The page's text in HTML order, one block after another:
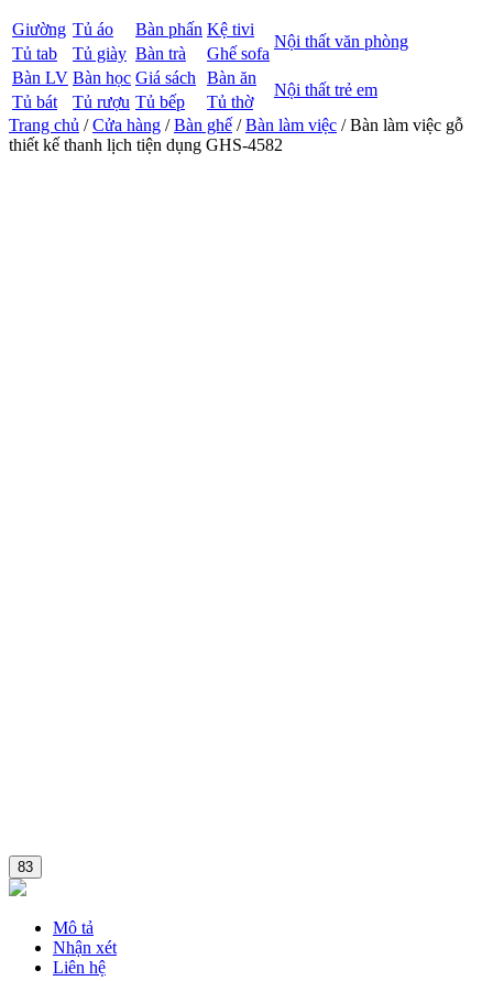
Giường Tủ áo Bàn phấn Kệ tivi
Nội thất văn phòng
Tủ tab Tủ giày Bàn trà
Ghế sofa
Bàn LV Bàn học Giá sách Bàn ăn
Nội thất trẻ em
Tủ bát Tủ rượu Tủ bếp
Tủ thờ
Trang chủ /Cửa hàng /Bàn ghế /Bàn làm việc / Bàn làm việc gỗ
thiết kế thanh lịch tiện dụng GHS-4582
83
Mô tả
Nhận xét
Liên hệ